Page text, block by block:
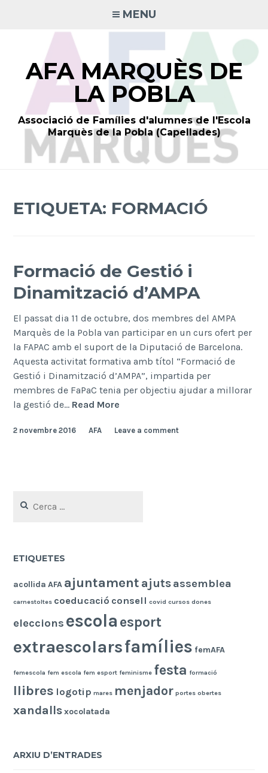
MENU
AFA MARQUÈS DE
LA POBLA
Associació de Famílies d'alumnes de l'Escola
Marquès de la Pobla (Capellades)
ETIQUETA: FORMACIÓ
Formació de Gestió i
Dinamització d’AMPA
El passat dia 11 de octubre, dos membres del AMPA
Marquès de la Pobla van participar en un curs ofert per
la FAPAC amb el suport de la Diputació de Barcelona.
Aquesta activitat formativa amb títol “Formació de
Gestió i Dinamització d’AMPA”, impartida per
membres de FaPaC tenia per objectiu ajudar a millorar
la gestió de… Read More
Gestió
2 novembre 2016 AFA Leave a comment
ETIQUETES
acollida AFA ajuntament ajutsassemblea
carnestoltes coeducació consell covid cursos dones
eleccions escola esport
extraescolarsfamílies femAFA
femescola fem escola fem esport feminisme festa formació
llibres logotip mares menjador portes obertes
xandallsxocolatada
ARXIU D’ENTRADES